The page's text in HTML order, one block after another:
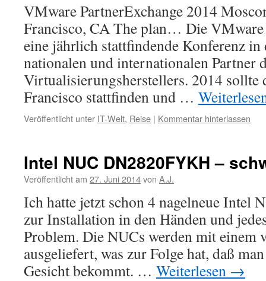
VMware PartnerExchange 2014
Francisco, CA The plan… Die VMware
eine jährlich stattfindende Konferenz
nationalen und internationalen Partner
Virtualisierungsherstellers. 2014 sollte
Francisco stattfinden und …
Veröffentlicht unter IT-Welt, Reise | Kommentar hinterlassen
Intel NUC DN2820FYKH –
Veröffentlicht am 27. Juni 2014von A.J.
Ich hatte jetzt schon 4 nagelneue Intel
zur Installation in den Händen und
Problem. Die NUCs werden mit einem
ausgeliefert, was zur Folge hat, daß
Gesicht bekommt. … Weiterlesen →